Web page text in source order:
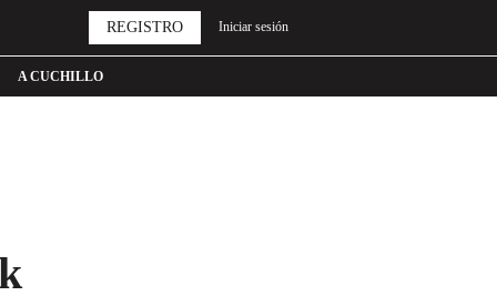
A CUCHILLO
REGISTRO Iniciar sesión